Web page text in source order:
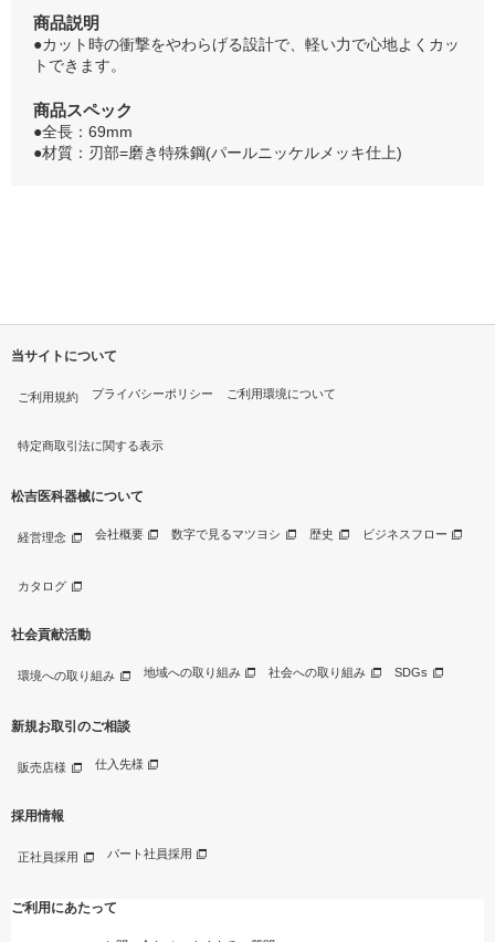
商品説明
●カット時の衝撃をやわらげる設計で、軽い力で心地よくカッ
トできます。
商品スペック
●全長：69mm
●材質：刃部=磨き特殊鋼(パールニッケルメッキ仕上)
当サイトについて
ご利用規約 プライバシーポリシー ご利用環境について
特定商取引法に関する表示
松吉医科器械について
経営理念 会社概要 数字で見るマツヨシ 歴史 ビジネスフロー
カタログ
社会貢献活動
環境への取り組み 地域への取り組み 社会への取り組み SDGs
新規お取引のご相談
販売店様 仕入先様
採用情報
正社員採用 パート社員採用
ご利用にあたって